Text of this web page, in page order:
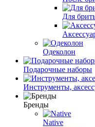
Для
Одеколон
Подарочные наборы
Инструменты,
Бренды
Native